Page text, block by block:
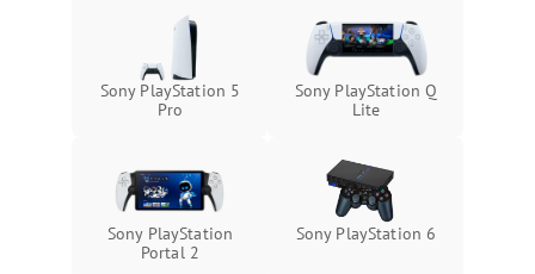
Sony PlayStation 5
Pro
Sony PlayStation Q
Lite
Sony PlayStation
Portal 2
Sony PlayStation 6